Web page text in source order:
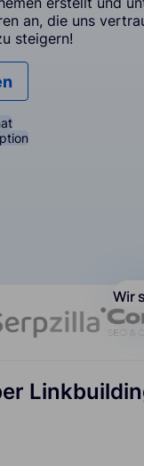
an, die uns
steigern!
Wir